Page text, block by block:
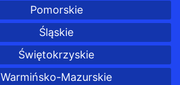
Pomorskie
Śląskie
Świętokrzyskie
Warmińsko-Mazurskie